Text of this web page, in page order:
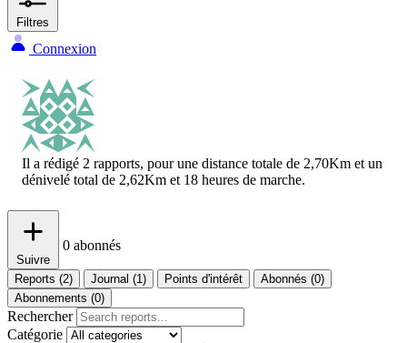
Filtres
Connexion
Il a rédigé 2 rapports, pour une distance totale de 2,70Km et un
dénivelé total de 2,62Km et 18 heures de marche.
Suivre
0 abonnés
Reports (2) Journal (1) Points d'intérêt
Abonnés (0)
Abonnements (0)
Rechercher
Catégorie